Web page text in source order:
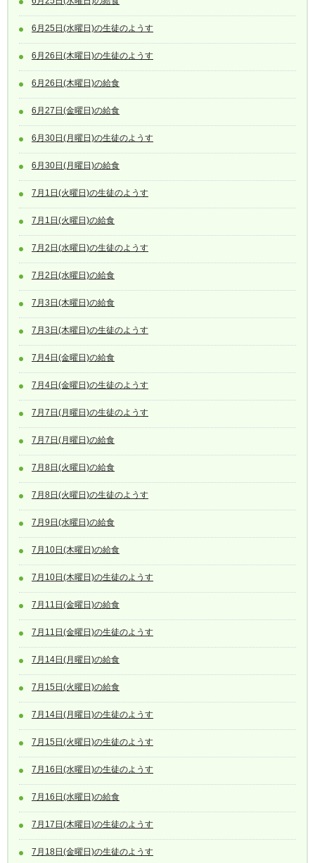
6月25日(水曜日)の生徒のようす
6月26日(木曜日)の生徒のようす
6月26日(木曜日)の給食
6月27日(金曜日)の給食
6月30日(月曜日)の生徒のようす
6月30日(月曜日)の給食
7月1日(火曜日)の生徒のようす
7月1日(火曜日)の給食
7月2日(水曜日)の生徒のようす
7月2日(水曜日)の給食
7月3日(木曜日)の給食
7月3日(木曜日)の生徒のようす
7月4日(金曜日)の給食
7月4日(金曜日)の生徒のようす
7月7日(月曜日)の生徒のようす
7月7日(月曜日)の給食
7月8日(火曜日)の給食
7月8日(火曜日)の生徒のようす
7月9日(水曜日)の給食
7月10日(木曜日)の給食
7月10日(木曜日)の生徒のようす
7月11日(金曜日)の給食
7月11日(金曜日)の生徒のようす
7月14日(月曜日)の給食
7月15日(火曜日)の給食
7月14日(月曜日)の生徒のようす
7月15日(火曜日)の生徒のようす
7月16日(水曜日)の生徒のようす
7月16日(水曜日)の給食
7月17日(木曜日)の生徒のようす
7月18日(金曜日)の生徒のようす